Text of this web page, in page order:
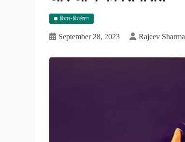
विचार-विश्लेषण
September 28, 2023 Rajeev Sharma